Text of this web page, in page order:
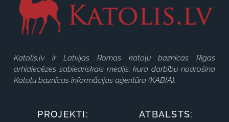
Katolis.lv ir Latvijas Romas katoļu baznīcas Rīgas
arhidiecēzes sabiedriskais medijs, kura darbību nodrošina
Katoļu baznīcas informācijas aģentūra (KABIA).
PROJEKTI: ATBALSTS: